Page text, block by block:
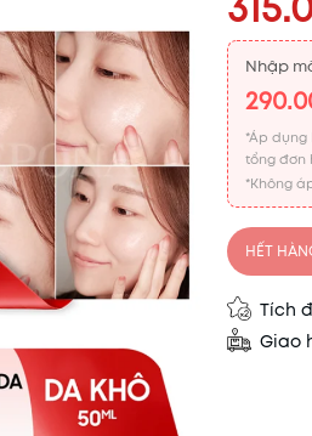
Nhập
*Áp
tổng đơn
*Không
HẾT
Tích
Giao